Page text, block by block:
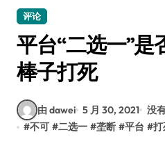
评论
平台“二选一”是
棒子打死
由 dawei 5 月 30, 2021 没
#不可 #二选一 #垄断 #平台 #